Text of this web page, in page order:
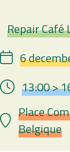
Repair Café
Repair Café
Date 6
Hour 13:00 >
PlaatsPlace
Belgique